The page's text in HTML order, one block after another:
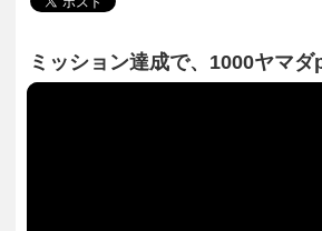
ミッション達成で、1000ヤマダ